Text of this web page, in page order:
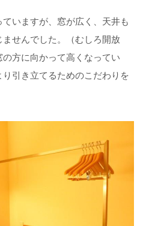
いますが、窓が広く、天井も
せんでした。（むしろ開放
方に向かって高くなってい
引き立てるためのこだわりを